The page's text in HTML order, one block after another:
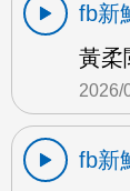
fb新
黃柔
2026/
fb新